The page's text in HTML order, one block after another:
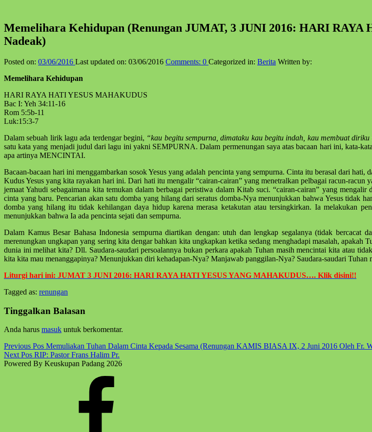
Memelihara Kehidupan (Renungan JUMAT, 3 JUNI 2016: HARI
Nadeak)
Posted on: 03/06/2016 Last updated on: 03/06/2016 Comments: 0 Categorized in: Berita Written by:
Memelihara Kehidupan
HARI RAYA HATI YESUS MAHAKUDUS
Bac I: Yeh 34:11-16
Rom 5:5b-11
Luk:15:3-7
Dalam sebuah lirik lagu ada terdengar begini, “kau begitu sempurna, dimataku kau begitu indah, kau membuat
satu kata yang menjadi judul dari lagu ini yakni SEMPURNA. Dalam permenungan saya atas bacaan hari ini, kata-
apa artinya MENCINTAI.
Bacaan-bacaan hari ini menggambarkan sosok Yesus yang adalah pencinta yang sempurna. Cinta itu berasal dari
Kudus Yesus yang kita rayakan hari ini. Dari hati itu mengalir “cairan-cairan” yang menetralkan pelbagai racun-
jemaat Yahudi sebagaimana kita temukan dalam berbagai peristiwa dalam Kitab suci. “cairan-cairan” yang
cinta yang baru. Pencarian akan satu domba yang hilang dari seratus domba-Nya menunjukkan bahwa Yesus tidak
domba yang hilang itu tidak kehilangan daya hidup karena merasa ketakutan atau tersingkirkan. Ia melakukan
menunjukkan bahwa Ia ada pencinta sejati dan sempurna.
Dalam Kamus Besar Bahasa Indonesia sempurna diartikan dengan: utuh dan lengkap segalanya (tidak
merenungkan ungkapan yang sering kita dengar bahkan kita ungkapkan ketika sedang menghadapi masalah,
dunia ini melihat kita? Dll. Saudara-saudari persoalannya bukan perkara apakah Tuhan masih mencintai kita atau
kita kita mau menanggapinya? Menunjukkan diri kehadapan-Nya? Manjawab panggilan-Nya? Saudara-saudari
Liturgi hari ini: JUMAT 3 JUNI 2016: HARI RAYA HATI YESUS YANG MAHAKUDUS…. Klik disini!!
Tagged as: renungan
back
main
Tinggalkan Balasan
Anda harus masuk untuk berkomentar.
Post
navigation
Previous Pos Memuliakan Tuhan Dalam Cinta Kepada Sesama (Renungan KAMIS BIASA IX, 2 Juni 2016 Oleh Fr.
Next Pos RIP: Pastor Frans Halim Pr.
Powered By Keuskupan Padang 2026